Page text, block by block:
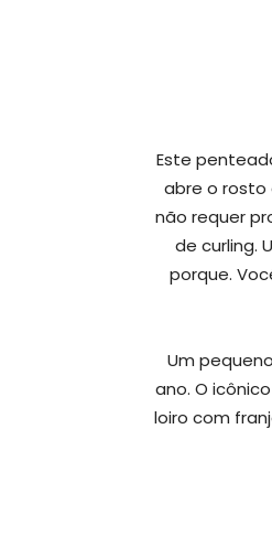
Este
abre o rosto
não requer
de curling.
porque.
Um
ano. O
loiro com